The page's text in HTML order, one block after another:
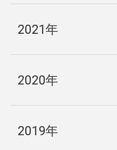
2021年
2020年
2019年